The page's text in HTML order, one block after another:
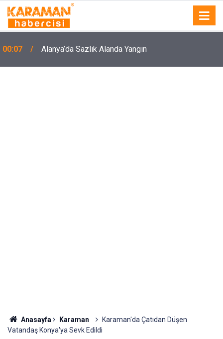
00:07 Alanya’da Sazlık Alanda Yangın
Anasayfa Karaman
Karaman'da Çatıdan Düşen
Vatandaş Konya'ya Sevk Edildi